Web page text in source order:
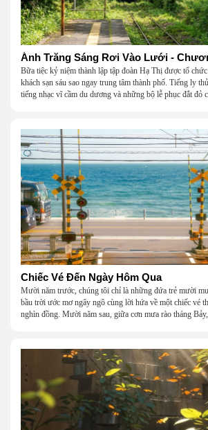
Ánh Trăng Sáng Rơi Vào Lưới -
Bữa tiệc kỷ niệm thành lập tập đoàn Hạ Thị được tổ
khách sạn sáu sao ngay trung tâm thành phố. Tiếng ly
tiếng nhạc vĩ cầm du dương và những bộ lễ phục đắt đỏ
Chiếc Vé Đến Ngày Hôm Qua
Mười năm trước, chúng tôi chỉ là những đứa trẻ mười
bầu trời ước mơ ngây ngô cùng lời hứa về một chiếc vé
nghìn đồng. Mười năm sau, giữa cơn mưa rào tháng